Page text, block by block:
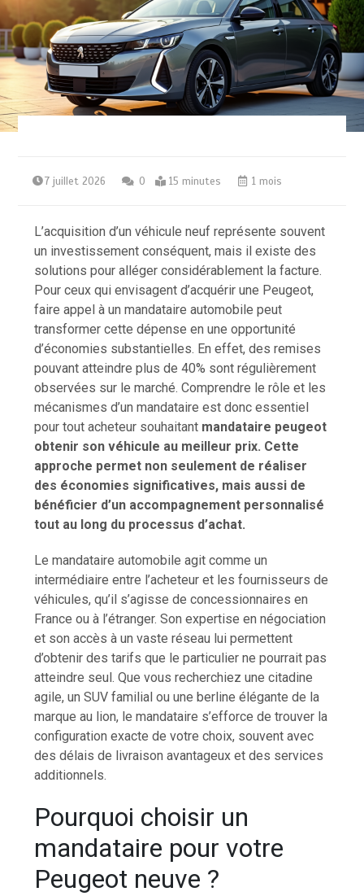
7 juillet 2026 0 15 minutes 1 mois
L’acquisition d’un véhicule neuf représente souvent
un investissement conséquent, mais il existe des
solutions pour alléger considérablement la facture.
Pour ceux qui envisagent d’acquérir une Peugeot,
faire appel à un mandataire automobile peut
transformer cette dépense en une opportunité
d’économies substantielles. En effet, des remises
pouvant atteindre plus de 40% sont régulièrement
observées sur le marché. Comprendre le rôle et les
mécanismes d’un mandataire est donc essentiel
pour tout acheteur souhaitant mandataire peugeot
obtenir son véhicule au meilleur prix. Cette
approche permet non seulement de réaliser
des économies significatives, mais aussi de
bénéficier d’un accompagnement personnalisé
tout au long du processus d’achat.
Le mandataire automobile agit comme un
intermédiaire entre l’acheteur et les fournisseurs de
véhicules, qu’il s’agisse de concessionnaires en
France ou à l’étranger. Son expertise en négociation
et son accès à un vaste réseau lui permettent
d’obtenir des tarifs que le particulier ne pourrait pas
atteindre seul. Que vous recherchiez une citadine
agile, un SUV familial ou une berline élégante de la
marque au lion, le mandataire s’efforce de trouver la
configuration exacte de votre choix, souvent avec
des délais de livraison avantageux et des services
additionnels.
Pourquoi choisir un
mandataire pour votre
Peugeot neuve ?